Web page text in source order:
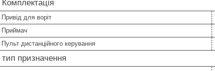
Комплектація
Привід для воріт
Приймач
Пульт дистанційного керування
тип призначення